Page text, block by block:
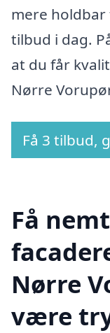
mere holdbar
tilbud i dag.
at du får
Nørre
Få 3 tilbud,
Få
Nørre
være